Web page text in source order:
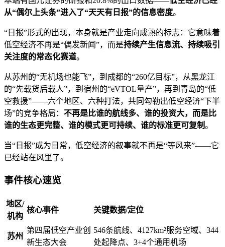
从“偶尔上头条”进入了“天天有日报”的信息密度。
“日报”形式的出现，本身就是产业走向成熟的标志：它意味着
低空经济不再是“偶发新闻”，而是持续产生信息流、持续吸引
关注度的常态化赛道。
从苏州的“无机场也能飞”，到成都的“260亿目标”，从黑龙江
的“先载货后载人”，到宿州的“eVTOL量产”，再到青岛的“低
空救援”——六个地区、六种打法，共同勾勒出低空经济“下半
场”的竞争格局： 不再是比谁的航线多、谁的投资大，而是比
谁的生态更完整、谁的模式更可持续、谁的标准更可复制。
当“日报”成为日常，低空经济的叙事就不再是“等风来”——它
已经站在风里了。
事件核心速览
地区/
机构
核心事件 关键数据/定位
苏州
第四届低空产业创
新生态大会
546条航线、4127km²服务空域、344
处起降点、3+4个通用机场